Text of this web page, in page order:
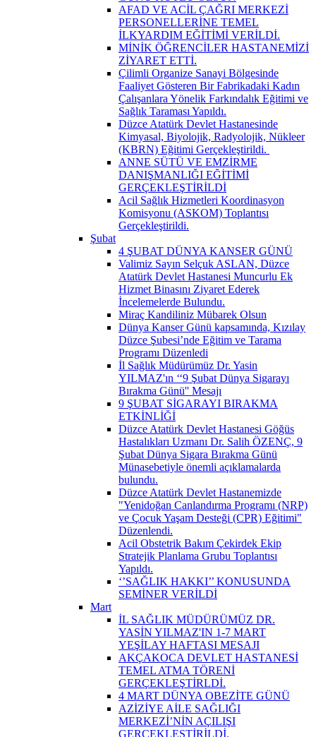
AFAD VE ACİL ÇAĞRI MERKEZİ
PERSONELLERİNE TEMEL
İLKYARDIM EĞİTİMİ VERİLDİ.
MİNİK ÖĞRENCİLER HASTANEMİZİ
ZİYARET ETTİ.
Çilimli Organize Sanayi Bölgesinde
Faaliyet Gösteren Bir Fabrikadaki Kadın
Çalışanlara Yönelik Farkındalık Eğitimi ve
Sağlık Taraması Yapıldı.
Düzce Atatürk Devlet Hastanesinde
Kimyasal, Biyolojik, Radyolojik, Nükleer
(KBRN) Eğitimi Gerçekleştirildi. ​
ANNE SÜTÜ VE EMZİRME
DANIŞMANLIĞI EĞİTİMİ
GERÇEKLEŞTİRİLDİ
Acil Sağlık Hizmetleri Koordinasyon
Komisyonu (ASKOM) Toplantısı
Gerçekleştirildi.
Şubat
4 ŞUBAT DÜNYA KANSER GÜNÜ
Valimiz Sayın Selçuk ASLAN, Düzce
Atatürk Devlet Hastanesi Muncurlu Ek
Hizmet Binasını Ziyaret Ederek
İncelemelerde Bulundu.
Miraç Kandiliniz Mübarek Olsun
Dünya Kanser Günü kapsamında, Kızılay
Düzce Şubesi’nde Eğitim ve Tarama
Programı Düzenledi
İl Sağlık Müdürümüz Dr. Yasin
YILMAZ'ın ‘‘9 Şubat Dünya Sigarayı
Bırakma Günü'' Mesajı
9 ŞUBAT SİGARAYI BIRAKMA
ETKİNLİĞİ
Düzce Atatürk Devlet Hastanesi Göğüs
Hastalıkları Uzmanı Dr. Salih ÖZENÇ, 9
Şubat Dünya Sigara Bırakma Günü
Münasebetiyle önemli açıklamalarda
bulundu.
Düzce Atatürk Devlet Hastanemizde
"Yenidoğan Canlandırma Programı (NRP)
ve Çocuk Yaşam Desteği (CPR) Eğitimi"
Düzenlendi.
Acil Obstetrik Bakım Çekirdek Ekip
Stratejik Planlama Grubu Toplantısı
Yapıldı.
‘’SAĞLIK HAKKI’’ KONUSUNDA
SEMİNER VERİLDİ
Mart
İL SAĞLIK MÜDÜRÜMÜZ DR.
YASİN YILMAZ'IN 1-7 MART
YEŞİLAY HAFTASI MESAJI
AKÇAKOCA DEVLET HASTANESİ
TEMEL ATMA TÖRENİ
GERÇEKLEŞTİRLDİ.
4 MART DÜNYA OBEZİTE GÜNÜ
AZİZİYE AİLE SAĞLIĞI
MERKEZİ’NİN AÇILIŞI
GERÇEKLEŞTİRİLDİ.